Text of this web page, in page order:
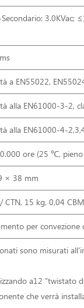
3.0KVac;
a EN55022,
alla EN61000-3-2,
alla EN61000-4-
ore (25 ℃, pieno
× 38 mm
CTN, 15 kg, 0,04 CBM
per convezione
sono misurati
a12
che verrà